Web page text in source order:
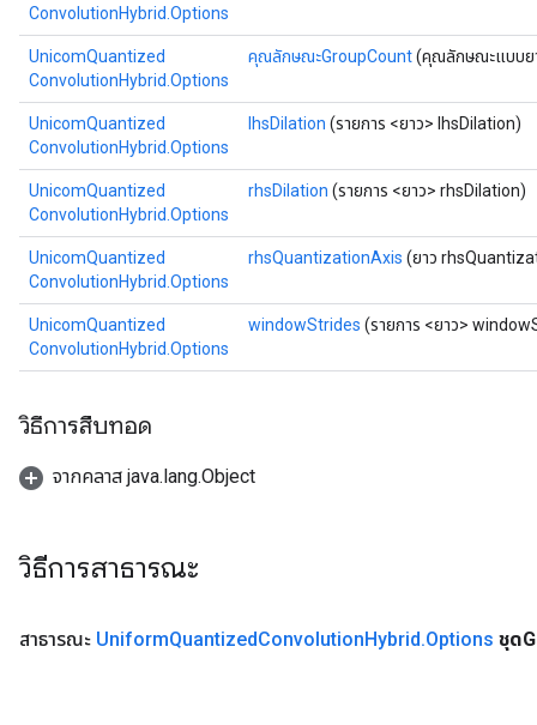
ConvolutionHybrid.Options
UnicomQuantized
ConvolutionHybrid.Options
คุณลักษณะGroupCount(คุณลักษณะแบบย
UnicomQuantized
ConvolutionHybrid.Options
lhsDilation (รายการ <ยาว> lhsDilation)
UnicomQuantized
ConvolutionHybrid.Options
rhsDilation (รายการ <ยาว> rhsDilation)
UnicomQuantized
ConvolutionHybrid.Options
rhsQuantizationAxis (ยาว
UnicomQuantized
ConvolutionHybrid.Options
windowStrides (รายการ <ยาว>
วิธีการสืบทอด
จากคลาส java.lang.Object
วิธีการสาธารณะ
สาธารณะ UniformQuantizedConvolutionHybrid.Options ชุด